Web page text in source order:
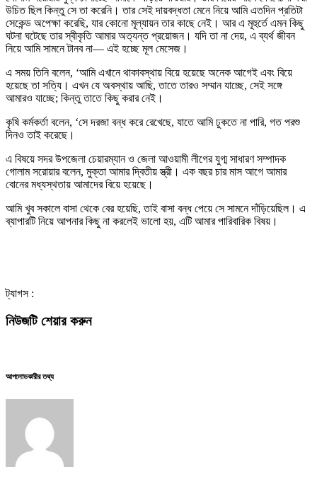
উচিত ছিল কিন্তু সে তা করেনি। তার সেই দায়বদ্ধতা মেনে নিয়ে আমি এতদিন প্রতিটা
সেকেন্ড অপেক্ষা করেছি, যার কোনো মূল্যায়ন তার কাছে নেই। আর এ মূহুর্তে এমন কিছু
ঘটনা ঘটেছে তার স্বীকৃতি আমার অত্যন্ত প্রয়োজন। যদি তা না দেয়, এ ব্যর্থ জীবন
নিয়ে আমি সামনে টানব না— এই হচ্ছে মূল মেসেজ।
এ সময় তিনি বলেন, ‘আমি এখানে থাকাবস্থায় বিয়ে হয়েছে অনেক আগেই এবং বিয়ে
হয়েছে তা সত্যি। এখন যে অবস্থায় আছি, তাতে তারও সম্মান যাচ্ছে, সেই সঙ্গে
আমারও যাচ্ছে; কিন্তু তাতে কিছু করার নেই।
কৃষি কর্মকর্তা বলেন, ‘সে দরজা বন্ধ করে রেখেছে, যাতে আমি ঢুকতে না পারি, গত পরশু
দিনও তাই করেছে।
এ বিষয়ে সদর উপজেলা চেয়ারম্যান ও জেলা আওয়ামী লীগের যুগ্ম সাধারণ সম্পাদক
গোলাম সরোয়ার বলেন, মুক্তা আমার দ্বিতীয় স্ত্রী। এক বছর চার মাস আগে আমার
বোনের মধ্যস্থতায় আমাদের বিয়ে হয়েছে।
আমি খুব সকালে বাসা থেকে বের হয়েছি, তাই বাসা বন্ধ পেয়ে সে সামনে দাঁড়িয়েছিল। এ
ব্যাপারটি নিয়ে আপনার কিছু না করলেই ভালো হয়, এটি আমার পারিবারিক বিষয়।
ট্যাগস :
নিউজটি শেয়ার করুন
আপলোডকারীর তথ্য